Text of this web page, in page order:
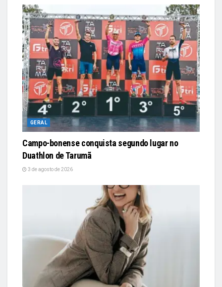
GERAL
Campo-bonense conquista segundo lugar no
Duathlon de Tarumã
3 de agosto de 2026